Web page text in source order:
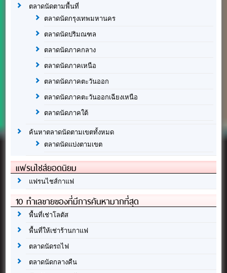
ตลาดนัดตามพื้นที่
ตลาดนัดกรุงเทพมหานคร
ตลาดนัดปริมณฑล
ตลาดนัดภาคกลาง
ตลาดนัดภาคเหนือ
ตลาดนัดภาคตะวันออก
ตลาดนัดภาคตะวันออกเฉียงเหนือ
ตลาดนัดภาคใต้
ค้นหาตลาดนัดตามเขตทั้งหมด
ตลาดนัดแบ่งตามเขต
แฟรนไชส์ยอดนิยม
แฟรนไชส์กาแฟ
10 ทำเลขายของที่มีการค้นหามากที่สุด
พื้นที่เช่าโลตัส
พื้นที่ให้เช่าร้านกาแฟ
ตลาดนัดรถไฟ
ตลาดนัดกลางคืน